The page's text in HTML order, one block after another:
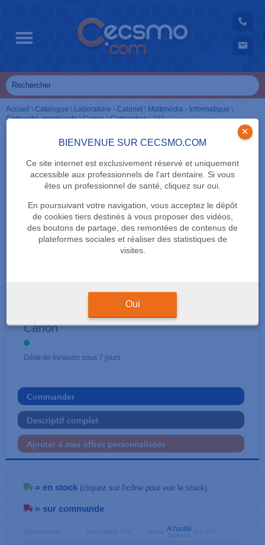
BIENVENUE SUR CECSMO.COM
Ce site internet est exclusivement réservé et uniquement
accessible aux professionnels de l'art dentaire. Si vous
êtes un professionnel de santé, cliquez sur oui.
En poursuivant votre navigation, vous acceptez le dépôt
de cookies tiers destinés à vous proposer des vidéos,
des boutons de partage, des remontées de contenus de
plateformes sociales et réaliser des statistiques de
visites.
×
Oui
Accueil \ Catalogue \ Laboratoire - Cabinet \ Multimédia - Informatique \
Cartouche imprimante\Canon\Cartouches\731
Canon
Délai de livraison sous 7 jours
Commander
Descriptif complet
Ajouter à mes offres personnalisées
= en stock (cliquez sur l'icône pour voir le stock)
= sur commande
A l'unité